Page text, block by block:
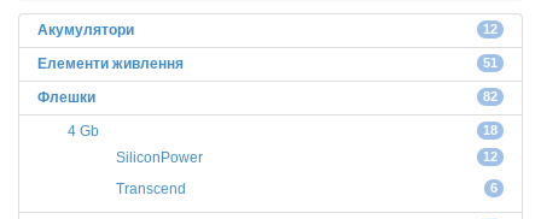
Акумулятори 12
Елементи живлення 51
Флешки 82
4 Gb 18
SiliconPower 12
Transcend 6